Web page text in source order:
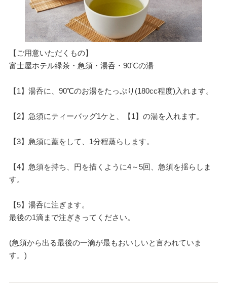
【ご用意いただくもの】
富士屋ホテル緑茶・急須・湯呑・90℃の湯
【1】湯呑に、90℃のお湯をたっぷり(180cc程度)入れます。
【2】急須にティーバッグ1ケと、【1】の湯を入れます。
【3】急須に蓋をして、1分程蒸らします。
【4】急須を持ち、円を描くように4～5回、急須を揺らしま
す。
【5】湯呑に注ぎます。
最後の1滴まで注ぎきってください。
(急須から出る最後の一滴が最もおいしいと言われていま
す。)